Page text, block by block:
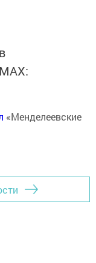
«Менделеевские